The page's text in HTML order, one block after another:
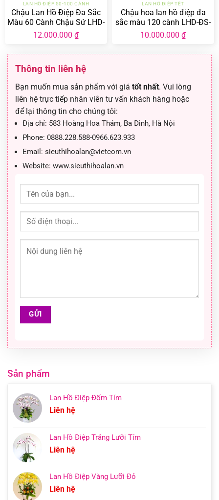
LAN HỒ ĐIỆP 50-100 CÀNH
Chậu Lan Hồ Điệp Đa Sắc
Màu 60 Cành Chậu Sứ LHD-
ĐS-60-CS-01
12.000.000 ₫
LAN HỒ ĐIỆP TẾT
Chậu hoa lan hồ điệp đa
sắc màu 120 cành LHD-ĐS-
120-CS-02
10.000.000 ₫
Thông tin liên hệ
Bạn muốn mua sản phẩm với giá tốt nhất. Vui lòng
liên hệ trực tiếp nhân viên tư vấn khách hàng hoặc
để lại thông tin cho chúng tôi:
Địa chỉ: 583 Hoàng Hoa Thám, Ba Đình, Hà Nội
Phone: 0888.228.588-0966.623.933
Email: sieuthihoalan@vietcom.vn
Website: www.sieuthihoalan.vn
Sản phẩm
Lan Hồ Điệp Đốm Tím
Liên hệ
Lan Hồ Điệp Trắng Lưỡi Tím
Liên hệ
Lan Hồ Điệp Vàng Lưỡi Đỏ
Liên hệ